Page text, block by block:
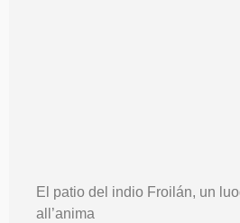
El patio del indio Froilán, un
all’anima